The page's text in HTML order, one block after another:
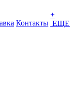
Контакты
+
ЕЩЕ